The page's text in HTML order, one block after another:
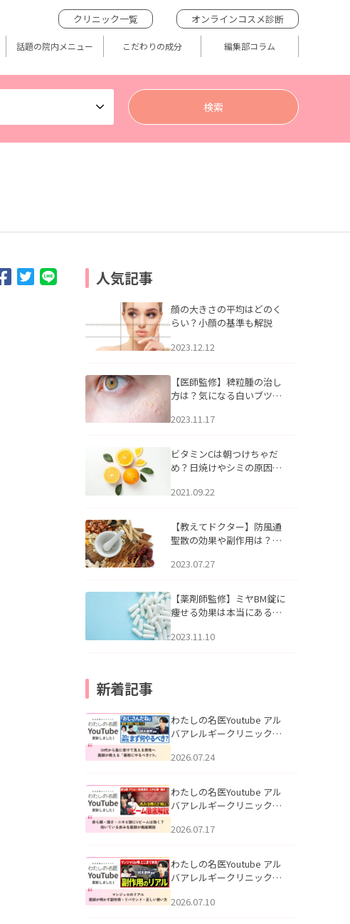
クリニック一覧 オンラインコスメ診断
話題の院内メニュー こだわりの成分 編集部コラム
人気記事
顔の大きさの平均はどのく
らい？小顔の基準も解説
2023.12.12
【医師監修】稗粒腫の治し
方は？気になる白いブツブ
アについて
2023.11.17
ビタミンCは朝つけちゃだ
め？日焼けやシミの原因に
2021.09.22
【教えてドクター】防風通
聖散の効果や副作用は？長
2023.07.27
【薬剤師監修】ミヤBM錠に
痩せる効果は本当にある
2023.11.10
新着記事
わたしの名医Youtube アル
バアレルギークリニック札
える男性へ｜医師が教える
公開いたしました。
2026.07.24
わたしの名医Youtube アル
バアレルギークリニック札
跡にVビームは効く？向いて
説」を公開いたしました。
2026.07.17
わたしの名医Youtube アル
バアレルギークリニック札
医師が明かす副作用・リバ
2026.07.10